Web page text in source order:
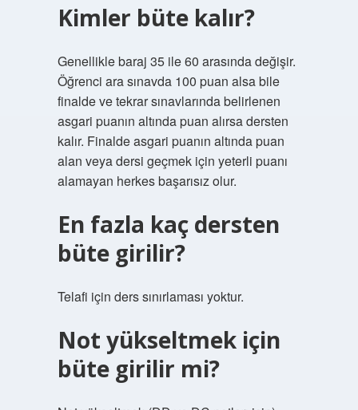
Kimler büte kalır?
Genellikle baraj 35 ile 60 arasında değişir.
Öğrenci ara sınavda 100 puan alsa bile
finalde ve tekrar sınavlarında belirlenen
asgari puanın altında puan alırsa dersten
kalır. Finalde asgari puanın altında puan
alan veya dersi geçmek için yeterli puanı
alamayan herkes başarısız olur.
En fazla kaç dersten
büte girilir?
Telafi için ders sınırlaması yoktur.
Not yükseltmek için
büte girilir mi?